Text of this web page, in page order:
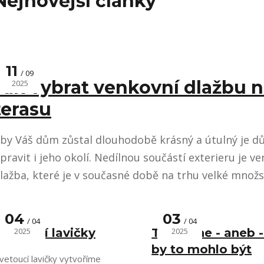
vybrat venkovní dlažbu
11
09
2025
Váš dům zůstal dlouhodobě krásný a útulný je
i jeho okolí. Nedílnou součástí exterieru je
které je v současné době na trhu velké
lavičky
04
04
2025
lavičky vytvoříme
Takhle ne - aneb
by to mohlo být
03
04
2025